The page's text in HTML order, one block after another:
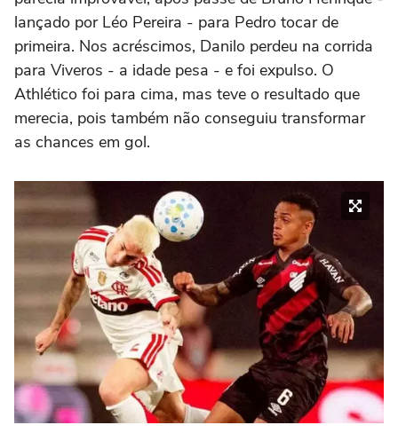
lançado por Léo Pereira - para Pedro tocar de
primeira. Nos acréscimos, Danilo perdeu na corrida
para Viveros - a idade pesa - e foi expulso. O
Athlético foi para cima, mas teve o resultado que
merecia, pois também não conseguiu transformar
as chances em gol.